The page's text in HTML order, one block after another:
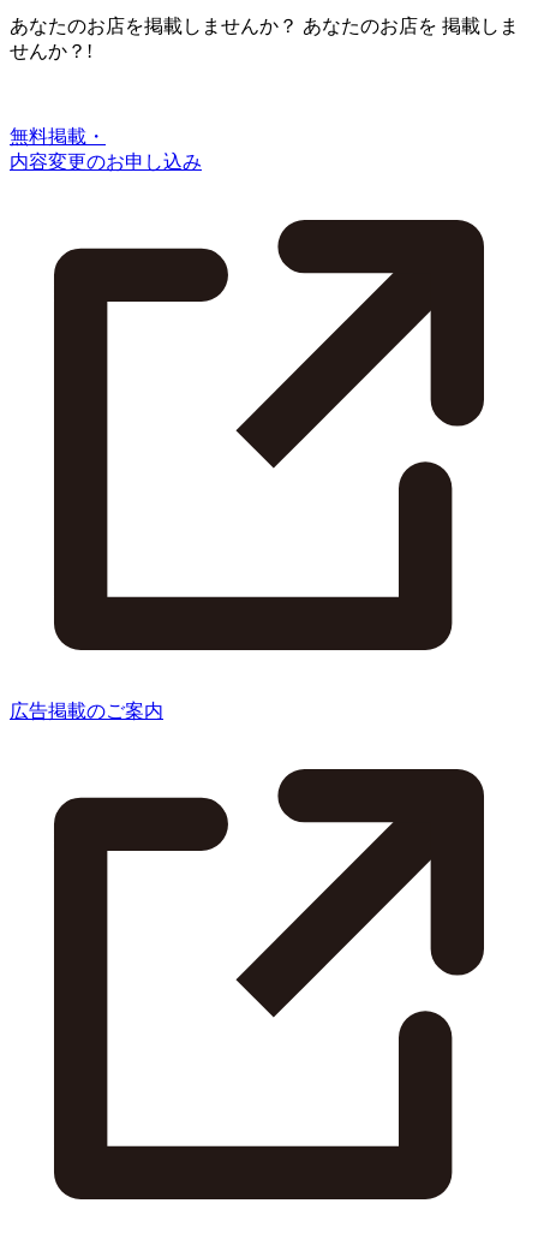
あなたのお店を掲載しませんか？ あなたのお店を 掲載しま
せんか？!
無料掲載・
内容変更のお申し込み
広告掲載のご案内